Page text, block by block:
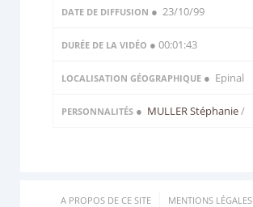
DATE DE DIFFUSION ● 23/10/99
DURÉE DE LA VIDÉO ● 00:01:43
LOCALISATION GÉOGRAPHIQUE ● Epinal
PERSONNALITÉS ● MULLER Stéphanie/
A PROPOS DE CE SITE MENTIONS LÉGALES